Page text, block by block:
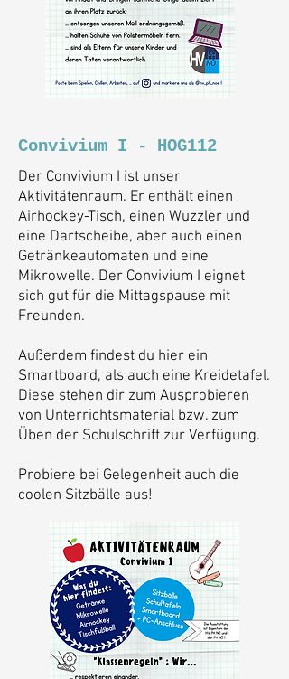
Convivium I - HOG112
Der Convivium I ist unser
Aktivitätenraum. Er enthält einen
Airhockey-Tisch, einen Wuzzler und
eine Dartscheibe, aber auch einen
Getränkeautomaten und eine
Mikrowelle. Der Convivium I eignet
sich gut für die Mittagspause mit
Freunden.
Außerdem findest du hier ein
Smartboard, als auch eine Kreidetafel.
Diese stehen dir zum Ausprobieren
von Unterrichtsmaterial bzw. zum
Üben der Schulschrift zur Verfügung.
Probiere bei Gelegenheit auch die
coolen Sitzbälle aus!